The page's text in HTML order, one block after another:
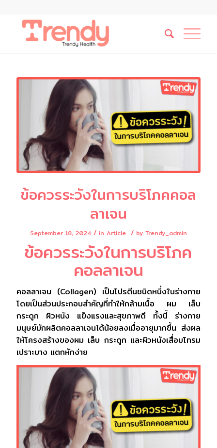
ข้อควรระวังในการบริโภคคอล
ลาเจน
September 18, 2024 / in Article / by Trendy_admin
ข้อควรระวังในการบริโภค
คอลลาเจน
คอลลาเจน (Collagen) เป็นโปรตีนชนิดหนึ่งในร่างกาย
โดยเป็นส่วนประกอบสำคัญที่ทำให้กล้ามเนื้อ ผม เล็บ
กระดูก ผิวหนัง แข็งแรงและสุขภาพดี ทั้งนี้ ร่างกาย
มนุษย์มักผลิตคอลลาเจนได้น้อยลงเมื่ออายุมากขึ้น ส่งผล
ให้โครงสร้างของผม เล็บ กระดูก และผิวหนังเสื่อมโทรม
เปราะบาง แตกหักง่าย